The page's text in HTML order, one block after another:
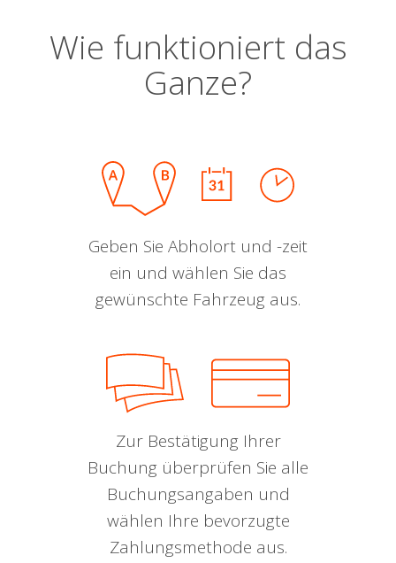
Wie funktioniert das
Ganze?
Geben Sie Abholort und -zeit
ein und wählen Sie das
gewünschte Fahrzeug aus.
Zur Bestätigung Ihrer
Buchung überprüfen Sie alle
Buchungsangaben und
wählen Ihre bevorzugte
Zahlungsmethode aus.